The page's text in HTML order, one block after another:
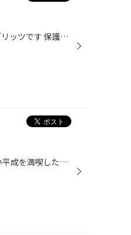
やはり春ですね 毎日サスペンション交換してますよ 今日の車高調はブリッツです 保護テープを貼ったら車種がわからないですね（笑） 車種はZRR85ヴォクシー！ では、さっそく取り付け開始です！ ノーマル状態 ↓ ↓ 取り付け完了 ↓ ↓ ブリッツの車高調は取り付けに時間がかかるんですよね～ 取り付け...
今日の話題は、やはりコレ！ 「新元号」ですね あと１か月残り少ない平成を満喫したいです！ そんな季節のタイヤ館大雪通りですが 今日も春準備のお客様がご来店です 春といえば車高調が欲しくなる季節ですね？？（笑） 旭川で車高調といえば「TEIN」が定番ですね 低すぎず、高すぎず、希望の車高に...